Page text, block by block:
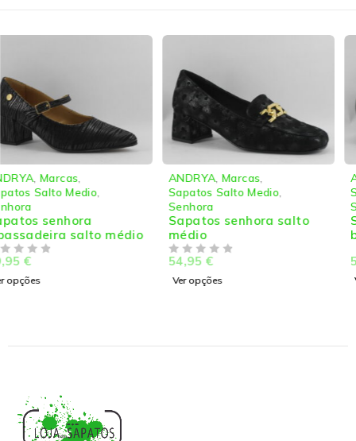
ANDRYA,Marcas
Sapatos Salto Medio
Senhora
Sapatos senhora salto
médio
54,95
Ver opções
ANDRYA,Marcas
Sapatos Salto Medio
Senhora
Sapatos senhora salto
baixo
54,95
Ver opções